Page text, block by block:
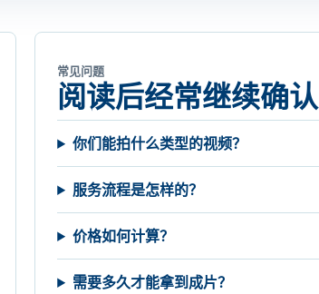
常见问题
阅读后经常继续确认
你们能拍什么类型的视频？
服务流程是怎样的？
价格如何计算？
需要多久才能拿到成片？